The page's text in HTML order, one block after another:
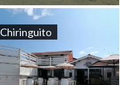
Chiringuito